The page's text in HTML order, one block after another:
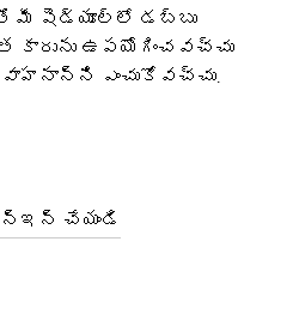
మీ షెడ్యూల్‌లో డబ్బు
కారును ఉపయోగించవచ్చు
ఎంచుకోవచ్చు.
చేయండి